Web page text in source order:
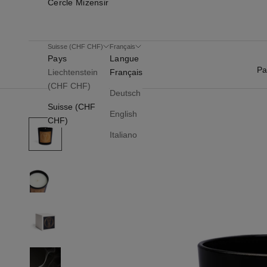
Cercle Mizensir
Suisse (CHF CHF)
Pays
Liechtenstein
(CHF CHF)
Suisse (CHF
CHF)
Français
Langue
Français
Deutsch
English
Italiano